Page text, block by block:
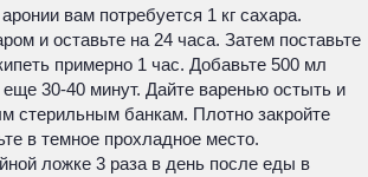
вам потребуется 1 кг сахара.
и оставьте на 24 часа. Затем поставьте
примерно 1 час. Добавьте 500 мл
еще 30-40 минут. Дайте варенью остыть и
стерильным банкам. Плотно закройте
в темное прохладное место.
ложке 3 раза в день после еды в